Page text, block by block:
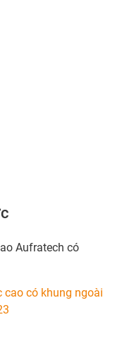
Aufratech có
cao có khung ngoài